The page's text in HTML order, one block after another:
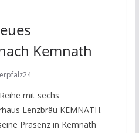
Kemnath
mit sechs
Lenzbräu KEMNATH.
Präsenz in Kemnath